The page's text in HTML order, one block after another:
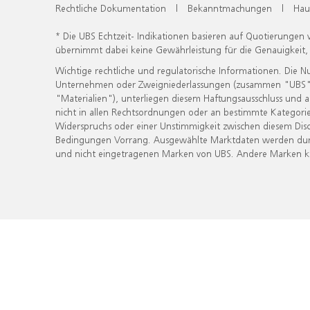
Rechtliche Dokumentation | Bekanntmachungen |
* Die UBS Echtzeit- Indikationen basieren auf
übernimmt dabei keine Gewährleistung für die
Wichtige rechtliche und regulatorische Informationen. Die
Unternehmen oder Zweigniederlassungen (zusammen
"Materialien"), unterliegen diesem Haftungsausschluss
nicht in allen Rechtsordnungen oder an bestimmte
Widerspruchs oder einer Unstimmigkeit zwischen diesem
Bedingungen Vorrang. Ausgewählte Marktdaten werden
und nicht eingetragenen Marken von UBS. Andere Marken